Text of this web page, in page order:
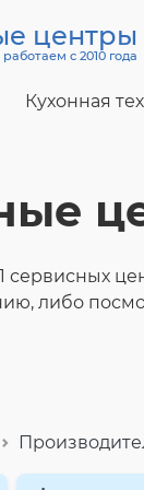
центры
работаем с 2010 года
Кухонная
сервисных
либо